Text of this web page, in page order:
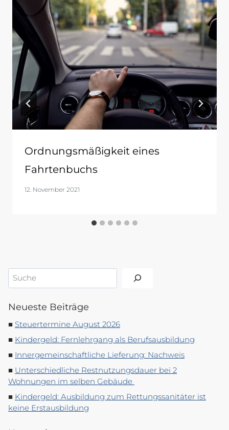
Ordnungsmäßigkeit eines
Fahrtenbuchs
12. November 2021
Suchen
Neueste Beiträge
Steuertermine August 2026
Kindergeld: Fernlehrgang als Berufsausbildung
Innergemeinschaftliche Lieferung: Nachweis
Unterschiedliche Restnutzungsdauer bei 2
Wohnungen im selben Gebäude
Kindergeld: Ausbildung zum Rettungssanitäter ist
keine Erstausbildung